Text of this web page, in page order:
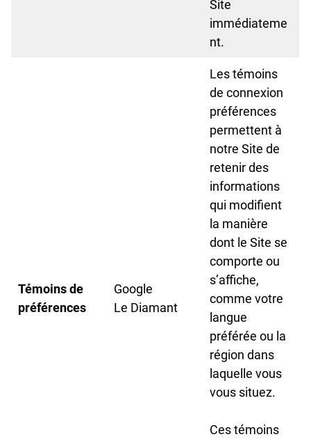
Site
immédiateme
nt.
Témoins de
préférences
Google
Le Diamant
Les témoins
de connexion
préférences
permettent à
notre Site de
retenir des
informations
qui modifient
la manière
dont le Site se
comporte ou
s’affiche,
comme votre
langue
préférée ou la
région dans
laquelle vous
vous situez.
Ces témoins